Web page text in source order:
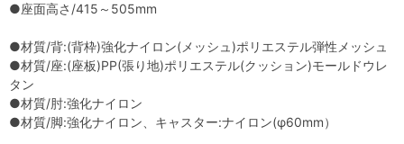
●座面高さ/415～505mm
●材質/背:(背枠)強化ナイロン(メッシュ)ポリエステル弾性メッシュ
●材質/座:(座板)PP(張り地)ポリエステル(クッション)モールドウレ
タン
●材質/肘:強化ナイロン
●材質/脚:強化ナイロン、キャスター:ナイロン(φ60mm）